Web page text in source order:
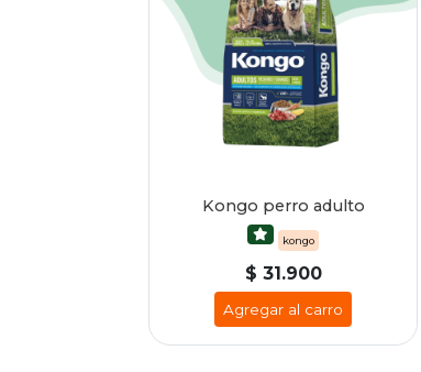
Kongo perro adulto
kongo
$ 31.900
Agregar al carro